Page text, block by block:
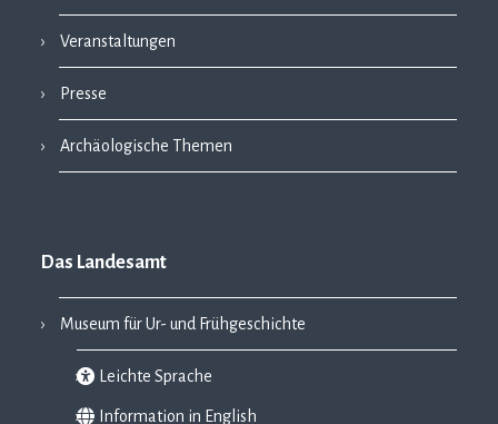
Veranstaltungen
Presse
Archäologische Themen
Das Landesamt
Museum für Ur- und Frühgeschichte
Leichte Sprache
Information in English